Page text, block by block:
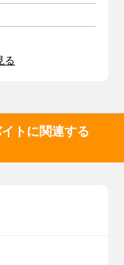
る
トに関連する